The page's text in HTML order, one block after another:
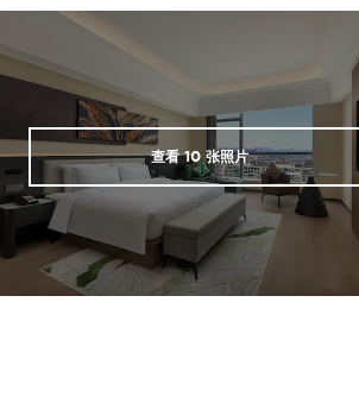
查看10 张照片